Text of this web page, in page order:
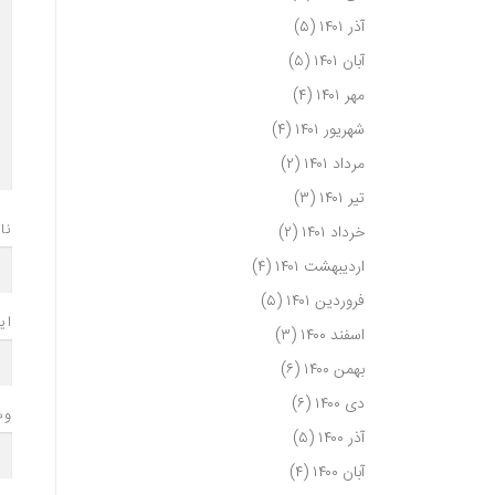
آذر ۱۴۰۱
(۵)
آبان ۱۴۰۱
(۵)
مهر ۱۴۰۱
(۴)
شهریور ۱۴۰۱
(۴)
مرداد ۱۴۰۱
(۲)
تیر ۱۴۰۱
(۳)
خرداد ۱۴۰۱
(۲)
اردیبهشت ۱۴۰۱
(۴)
فروردین ۱۴۰۱
(۵)
اسفند ۱۴۰۰
(۳)
بهمن ۱۴۰۰
(۶)
دی ۱۴۰۰
(۶)
آذر ۱۴۰۰
(۵)
آبان ۱۴۰۰
(۴)